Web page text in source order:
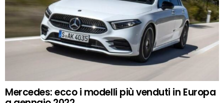
Mercedes: ecco i modelli più venduti in Europa